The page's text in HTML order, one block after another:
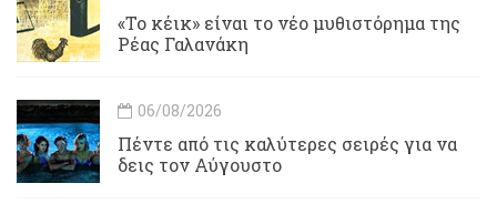
«Το κέικ» είναι το νέο μυθιστόρημα της
Ρέας Γαλανάκη
06/08/2026
Πέντε από τις καλύτερες σειρές για να
δεις τον Αύγουστο